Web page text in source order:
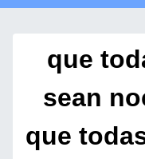
que
sean
que